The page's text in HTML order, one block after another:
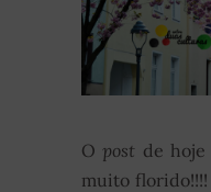
Opost de
muito florido!!!!